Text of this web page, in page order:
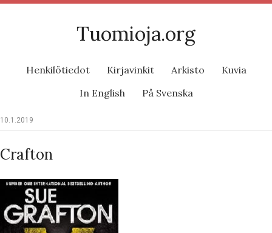
Tuomioja.org
Henkilötiedot Kirjavinkit Arkisto
Kuvia
In English
På Svenska
10.1.2019
Crafton